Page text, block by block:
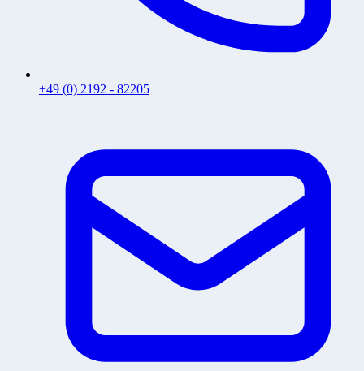
+49 (0) 2192 - 82205